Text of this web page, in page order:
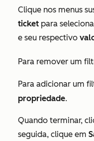
Clique nos menus
ticket para
e seu respectivo
Para remover um
Para adicionar um
propriedade.
Quando terminar,
seguida, clique em